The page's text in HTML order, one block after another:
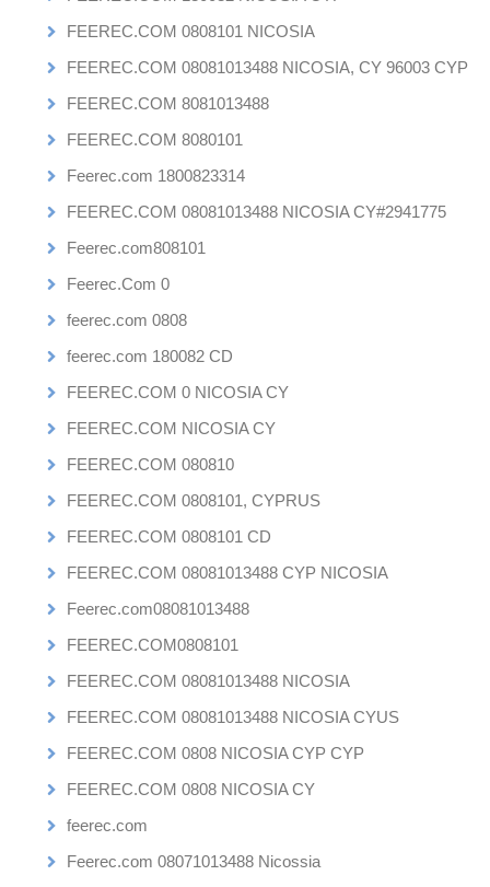
FEEREC.COM 0808101 NICOSIA
FEEREC.COM 08081013488 NICOSIA, CY 96003 CYP
FEEREC.COM 8081013488
FEEREC.COM 8080101
Feerec.com 1800823314
FEEREC.COM 08081013488 NICOSIA CY#2941775
Feerec.com808101
Feerec.Com 0
feerec.com 0808
feerec.com 180082 CD
FEEREC.COM 0 NICOSIA CY
FEEREC.COM NICOSIA CY
FEEREC.COM 080810
FEEREC.COM 0808101, CYPRUS
FEEREC.COM 0808101 CD
FEEREC.COM 08081013488 CYP NICOSIA
Feerec.com08081013488
FEEREC.COM0808101
FEEREC.COM 08081013488 NICOSIA
FEEREC.COM 08081013488 NICOSIA CYUS
FEEREC.COM 0808 NICOSIA CYP CYP
FEEREC.COM 0808 NICOSIA CY
feerec.com
Feerec.com 08071013488 Nicossia